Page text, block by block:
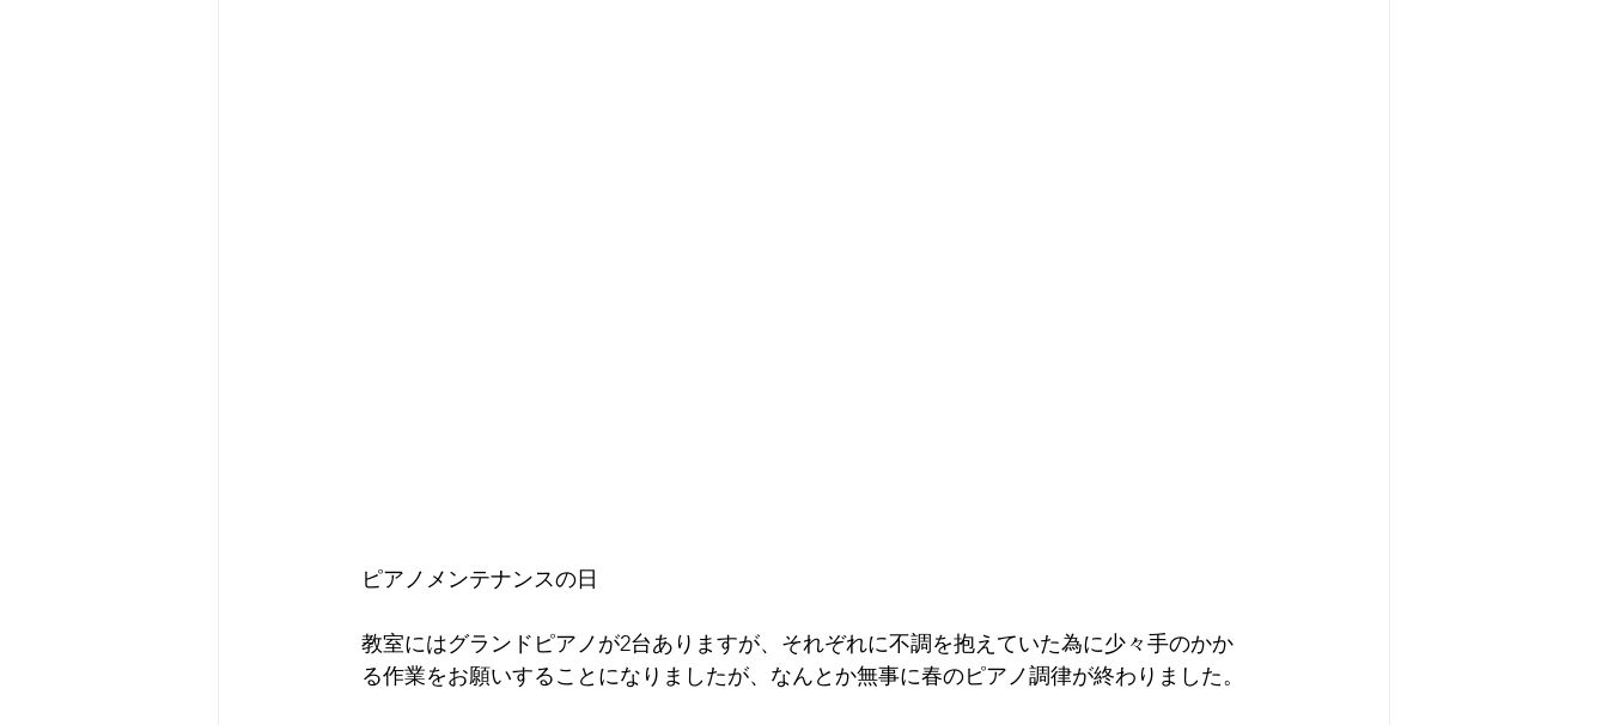
ピアノメンテナンスの日
教室にはグランドピアノが2台ありますが、それぞれに不調を抱えていた為に少々手のかか
る作業をお願いすることになりましたが、なんとか無事に春のピアノ調律が終わりました。